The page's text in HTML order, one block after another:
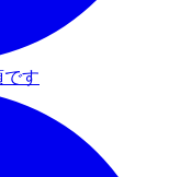
です